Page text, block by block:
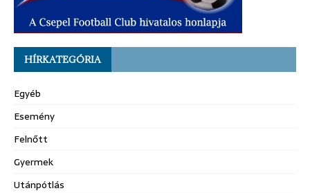
HÍRKATEGÓRIA
Egyéb
Esemény
Felnőtt
Gyermek
Utánpótlás